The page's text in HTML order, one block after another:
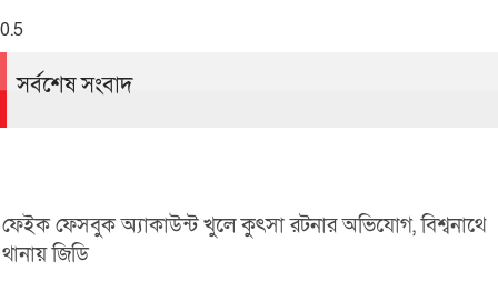
সর্বশেষ সংবাদ
ফেইক ফেসবুক অ্যাকাউন্ট খুলে কুৎসা রটনার অভিযোগ, বিশ্বনাথে
থানায় জিডি